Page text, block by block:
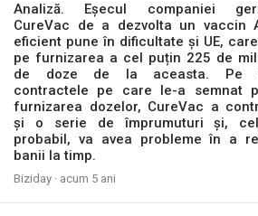
Analiză. Eșecul companiei
CureVac de a dezvolta un vaccin
eficient pune în dificultate și UE,
pe furnizarea a cel puțin 225 de
de doze de la aceasta. Pe
contractele pe care le-a semnat
furnizarea dozelor, CureVac a
și o serie de împrumuturi și,
probabil, va avea probleme în a
banii la timp.
Biziday · acum 5 ani